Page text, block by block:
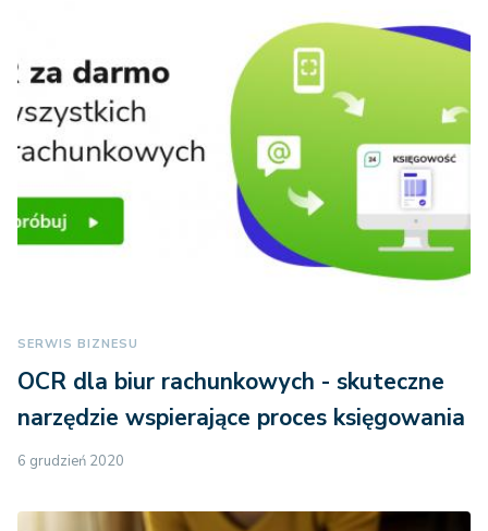
SERWIS BIZNESU
OCR dla biur rachunkowych - skuteczne
narzędzie wspierające proces księgowania
6 grudzień 2020